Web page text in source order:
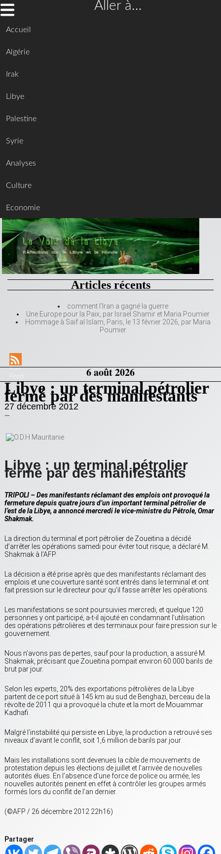
Aller à…
Accueil
Algérie
Irak
Libye
Palestine
Syrie
Analyses
Culture
Economie
Articles récents
comment l’Iran a gagné la guerre
Une Europe pour la Paix, par Israël Shamir et Maria Poumier
Hommage à Saif al Islam, Paris, le 13 février 2026, par Maria
Poumier
RSS
6 août 2026
Libye : un terminal pétrolier
fermé par des manifestants
27 décembre 2012
—
Libye : un terminal pétrolier
fermé par des manifestants
TRIPOLI – Des manifestants réclamant des emplois ont provoqué la
fermeture depuis quatre jours d’un important terminal pétrolier de
l’est de la Libye, a annoncé mercredi le vice-ministre du Pétrole, Omar
Shakmak.
La direction du terminal et port pétrolier de Zoueitina a décidé
d’arrêter les opérations samedi pour éviter tout risque, a déclaré M.
Shakmak à l’AFP.
La décision a été prise après que des manifestants réclamant des
emplois et une couverture santé sont entrés dans le terminal et ont
fait pression sur le directeur pour qu’il fasse arrêter les opérations.
Les manifestations se sont poursuivies mercredi, et quelque 120
personnes y ont participé, a-t-il ajouté en condamnant l’utilisation
des opérations pétrolières et des terminaux pour faire pression sur le
gouvernement.
Nous n’avons pas de pertes, sauf pour la production, a assuré M.
Shakmak, précisant que Zoueitina pompait environ 60.000 barils de
brut par jour.
Selon les experts, 20% des exportations pétrolières de la Libye
partent de ce port situé à 145 km au sud de Benghazi, berceau de la
révolte de 2011 qui a provoqué la chute et la mort de Mouammar
Kadhafi.
Malgré l’instabilité qui persiste en Libye, la production a retrouvé ses
niveaux d’avant le conflit, soit 1,6 million de barils par jour.
Mais les installations sont devenues la cible de mouvements de
protestation depuis les élections de juillet et l’arrivée de nouvelles
autorités élues. En l’absence d’une force de police ou armée, les
nouvelles autorités peinent en effet à contrôler les groupes armés
formés lors du conflit de l’an dernier.
(©AFP / 26 décembre 2012 22h16)
Partager